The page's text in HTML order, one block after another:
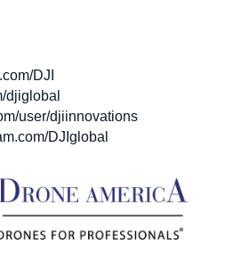
DJI
djiglobal
user/djiinnovations
DJIglobal